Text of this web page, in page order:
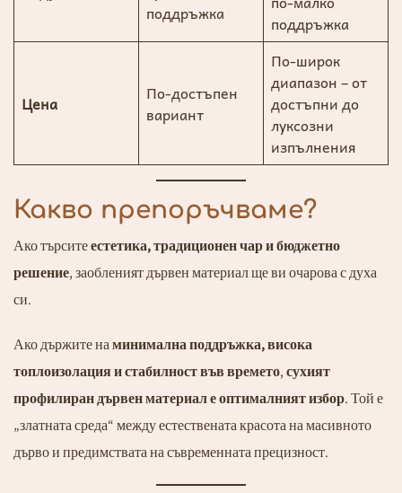
поддръжка
поддръжка
Цена
По-достъпен
вариант
По-широк
диапазон – от
достъпни до
луксозни
изпълнения
Какво препоръчваме?
Ако търситеестетика, традиционен чар и бюджетно
решение, заобленият дървен материал ще ви очарова с духа
си.
Ако държите наминимална поддръжка, висока
топлоизолация и стабилност във времето,сухият
профилиран дървен материал е оптималният избор. Той е
„златната среда“ между естествената красота на масивното
дърво и предимствата на съвременната прецизност.